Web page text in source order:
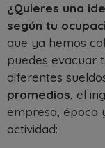
¿Quieres una
según tu
que ya hemos
puedes evacuar
diferentes
promedios , el
empresa, época
actividad: